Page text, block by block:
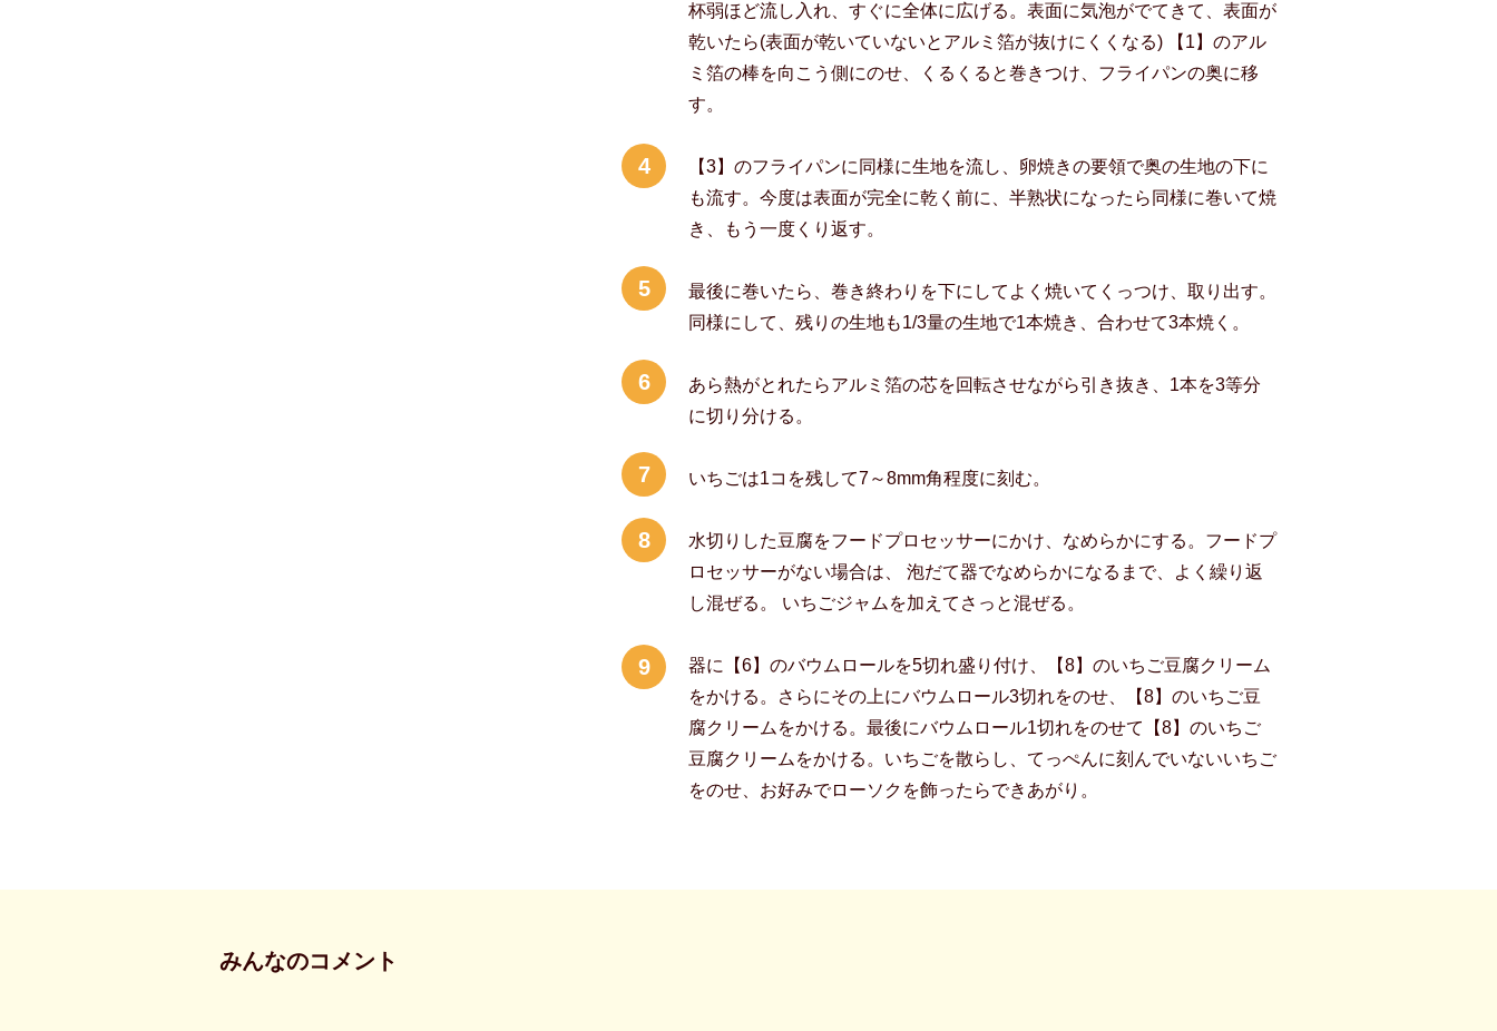
杯弱ほど流し入れ、すぐに全体に広げる。表面に気泡がでてきて、表面が
乾いたら(表面が乾いていないとアルミ箔が抜けにくくなる) 【1】のアル
ミ箔の棒を向こう側にのせ、くるくると巻きつけ、フライパンの奥に移
す。
4
【3】のフライパンに同様に生地を流し、卵焼きの要領で奥の生地の下に
も流す。今度は表面が完全に乾く前に、半熟状になったら同様に巻いて焼
き、もう一度くり返す。
5
最後に巻いたら、巻き終わりを下にしてよく焼いてくっつけ、取り出す。
同様にして、残りの生地も1/3量の生地で1本焼き、合わせて3本焼く。
6
あら熱がとれたらアルミ箔の芯を回転させながら引き抜き、1本を3等分
に切り分ける。
7 いちごは1コを残して7～8mm角程度に刻む。
8
水切りした豆腐をフードプロセッサーにかけ、なめらかにする。フードプ
ロセッサーがない場合は、 泡だて器でなめらかになるまで、よく繰り返
し混ぜる。 いちごジャムを加えてさっと混ぜる。
9
器に【6】のバウムロールを5切れ盛り付け、【8】のいちご豆腐クリーム
をかける。さらにその上にバウムロール3切れをのせ、【8】のいちご豆
腐クリームをかける。最後にバウムロール1切れをのせて【8】のいちご
豆腐クリームをかける。いちごを散らし、てっぺんに刻んでいないいちご
をのせ、お好みでローソクを飾ったらできあがり。
みんなのコメント